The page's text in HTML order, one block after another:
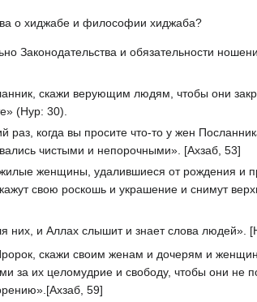
о хиджабе и философии хиджаба?
Законодательства и обязательности
скажи верующим людям, чтобы они
(Нур: 30).
раз, когда вы просите что-то у жен
чистыми и непорочными». [Ахзаб, 53]
женщины, удалившиеся от рождения и
свою роскошь и украшение и снимут
них, и Аллах слышит и знает слова людей».
скажи своим женам и дочерям и
за их целомудрие и свободу, чтобы они не
59]